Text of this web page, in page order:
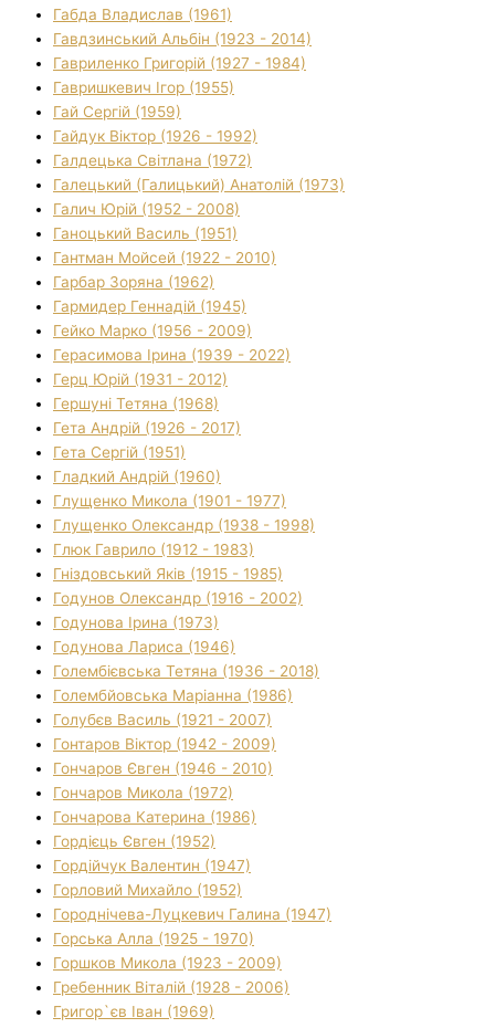
Габда Владислав (1961)
Гавдзинський Альбін (1923 - 2014)
Гавриленко Григорій (1927 - 1984)
Гавришкевич Ігор (1955)
Гай Сергій (1959)
Гайдук Віктор (1926 - 1992)
Галдецька Світлана (1972)
Галецький (Галицький) Анатолій (1973)
Галич Юрій (1952 - 2008)
Ганоцький Василь (1951)
Гантман Мойсей (1922 - 2010)
Гарбар Зоряна (1962)
Гармидер Геннадій (1945)
Гейко Марко (1956 - 2009)
Герасимова Ірина (1939 - 2022)
Герц Юрій (1931 - 2012)
Гершуні Тетяна (1968)
Гета Андрій (1926 - 2017)
Гета Сергій (1951)
Гладкий Андрій (1960)
Глущенко Микола (1901 - 1977)
Глущенко Олександр (1938 - 1998)
Глюк Гаврило (1912 - 1983)
Гніздовський Яків (1915 - 1985)
Годунов Олександр (1916 - 2002)
Годунова Ірина (1973)
Годунова Лариса (1946)
Голембієвська Тетяна (1936 - 2018)
Голембйовська Маріанна (1986)
Голубєв Василь (1921 - 2007)
Гонтаров Віктор (1942 - 2009)
Гончаров Євген (1946 - 2010)
Гончаров Микола (1972)
Гончарова Катерина (1986)
Гордієць Євген (1952)
Гордійчук Валентин (1947)
Горловий Михайло (1952)
Городнічева-Луцкевич Галина (1947)
Горська Алла (1925 - 1970)
Горшков Микола (1923 - 2009)
Гребенник Віталій (1928 - 2006)
Григор`єв Іван (1969)